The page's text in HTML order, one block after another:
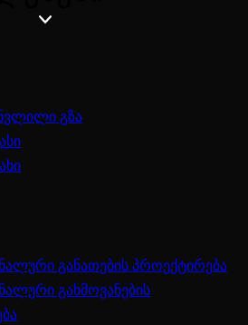
გზა
განათების პროექტირება
გახმოვანების